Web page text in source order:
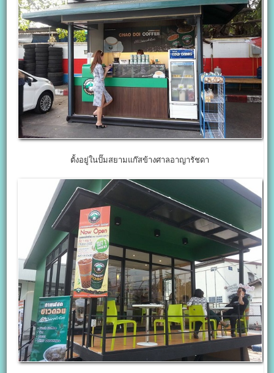
ตั้งอยู่ในปั๊มสยามแก๊สข้างศาลอาญารัชดา